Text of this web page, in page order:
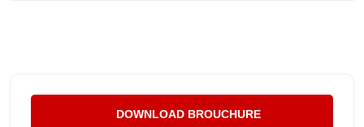
DOWNLOAD BROUCHURE